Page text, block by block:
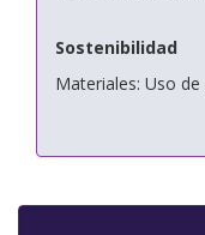
Sostenibilidad
Materiales: Uso